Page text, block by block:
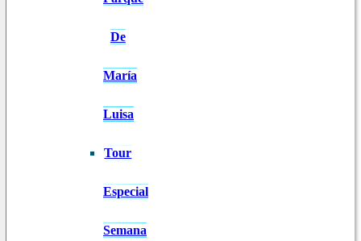
De
María
Luisa
Tour
Especial
Semana